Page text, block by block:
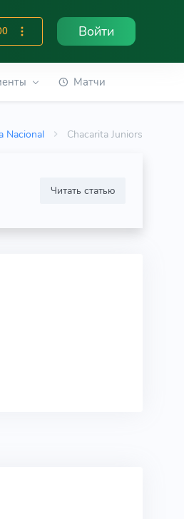
Войти
Матчи
Nacional Chacarita Juniors
Читать статью